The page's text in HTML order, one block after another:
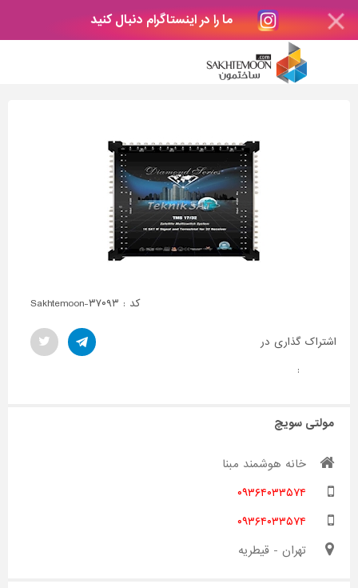
ما را در اینستاگرام دنبال کنید
کد : Sakhtemoon-۳۷۰۹۳
اشتراک گذاری در
:
مولتی سویچ
خانه هوشمند مبنا
۰۹۳۶۴۰۳۳۵۷۴
۰۹۳۶۴۰۳۳۵۷۴
تهران - قیطریه